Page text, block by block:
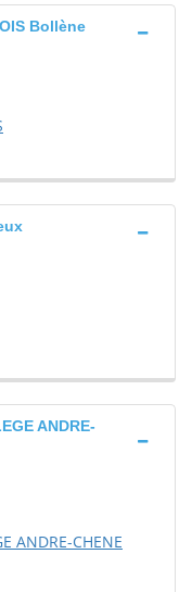
Bollène
ANDRE-
ANDRE-CHENE